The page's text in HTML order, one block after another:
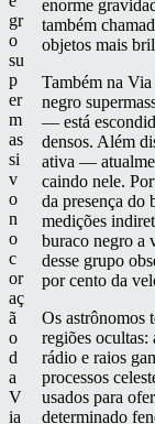
gr
o
su
p
er
m
as
si
v
o
n
o
c
or
aç
ã
o
d
a
V
ia
enorme
também
objetos mais
Também na
negro
— está
densos. Além
ativa —
caindo nele.
da presença do
medições
buraco negro a
desse grupo
por cento da
Os astrônomos
regiões
rádio e raios
processos
usados para
determinado